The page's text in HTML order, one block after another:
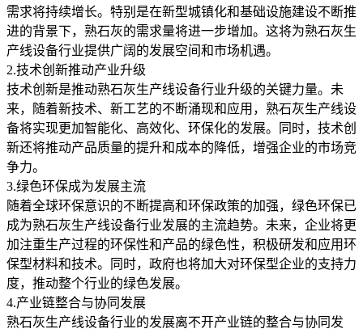
需求将持续增长。特别是在新型城镇化和基础设施建设不断推
进的背景下，熟石灰的需求量将进一步增加。这将为熟石灰生
产线设备行业提供广阔的发展空间和市场机遇。
2.技术创新推动产业升级
技术创新是推动熟石灰生产线设备行业升级的关键力量。未
来，随着新技术、新工艺的不断涌现和应用，熟石灰生产线设
备将实现更加智能化、高效化、环保化的发展。同时，技术创
新还将推动产品质量的提升和成本的降低，增强企业的市场竞
争力。
3.绿色环保成为发展主流
随着全球环保意识的不断提高和环保政策的加强，绿色环保已
成为熟石灰生产线设备行业发展的主流趋势。未来，企业将更
加注重生产过程的环保性和产品的绿色性，积极研发和应用环
保型材料和技术。同时，政府也将加大对环保型企业的支持力
度，推动整个行业的绿色发展。
4.产业链整合与协同发展
熟石灰生产线设备行业的发展离不开产业链的整合与协同发